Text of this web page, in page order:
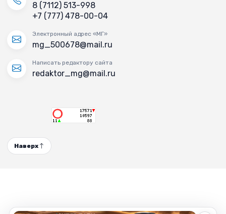
8 (7112) 513-998
+7 (777) 478-00-04
Электронный адрес «МГ»
mg_500678@mail.ru
Написать редактору сайта
redaktor_mg@mail.ru
Наверх